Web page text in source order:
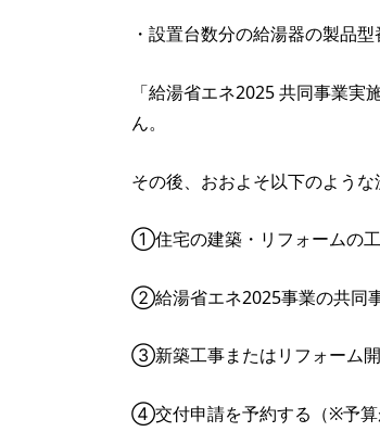
・設置台数分の給湯器の製品
「給湯省エネ2025 共同事業
ん。
その後、おおよそ以下のような
①住宅の建築・リフォームの
②給湯省エネ2025事業の共同
③新築工事またはリフォーム
④交付申請を予約する（※予算